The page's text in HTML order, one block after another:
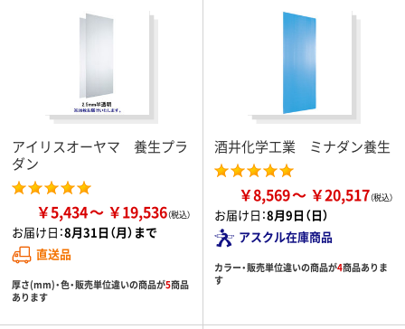
アイリスオーヤマ 養生プラ
ダン
￥5,434 ￥19,536
お届け日：8月31日（月）まで
直送品
厚さ(mm)・色・販売単位違いの商品が5商品
あります
酒井化学工業 ミナダン養生
￥8,569 ￥20,517
お届け日：8月9日（日）
アスクル在庫商品
カラー・販売単位違いの商品が4商品ありま
す